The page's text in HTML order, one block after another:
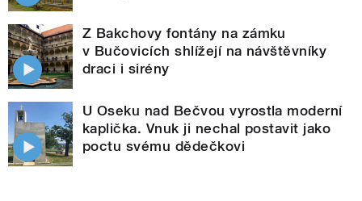
Z Bakchovy fontány na zámku
v Bučovicích shlížejí na návštěvníky
draci i sirény
U Oseku nad Bečvou vyrostla moderní
kaplička. Vnuk ji nechal postavit jako
poctu svému dědečkovi